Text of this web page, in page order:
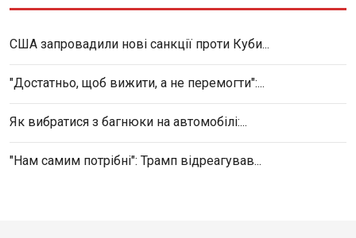
США запровадили нові санкції проти Куби...
"Достатньо, щоб вижити, а не перемогти":...
Як вибратися з багнюки на автомобілі:...
"Нам самим потрібні": Трамп відреагував...